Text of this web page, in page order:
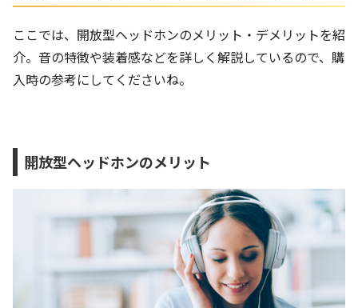
ここでは、開放型ヘッドホンのメリット・デメリットを紹
介。音の特徴や装着感などを詳しく解説しているので、購
入時の参考にしてくださいね。
開放型ヘッドホンのメリット